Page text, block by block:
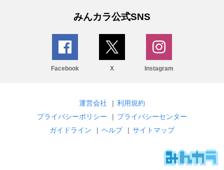
みんカラ公式SNS
Facebook X Instagram
運営会社 | 利用規約
プライバシーポリシー
| プライバシーセンター
ガイドライン
| ヘルプ | サイトマップ